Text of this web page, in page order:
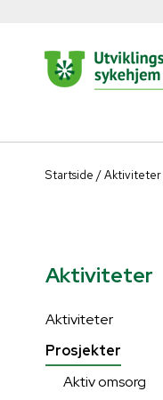
Startside /Aktiviteter
Aktiviteter
Aktiviteter
Prosjekter
Aktiv omsorg